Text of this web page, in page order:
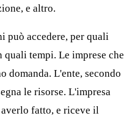
e altro.
può accedere, per quali
quali tempi. Le imprese che
domanda. L'ente, secondo
le risorse. L'impresa
fatto, e riceve il